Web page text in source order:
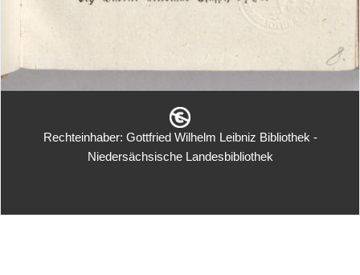
Rechteinhaber: Gottfried Wilhelm Leibniz Bibliothek -
Niedersächsische Landesbibliothek